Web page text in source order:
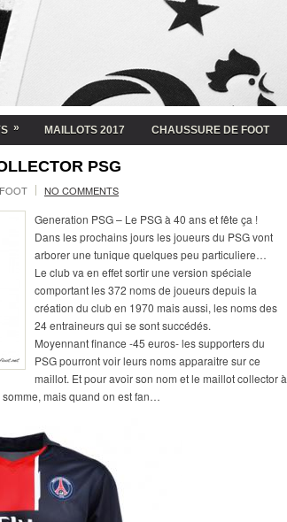
» MAILLOTS 2017 CHAUSSURE DE FOOT
PSG
NO COMMENTS
Generation PSG – Le PSG à 40 ans et fête ça !
Dans les prochains jours les joueurs du PSG vont
arborer une tunique quelques peu particuliere…
Le club va en effet sortir une version spéciale
comportant les 372 noms de joueurs depuis la
création du club en 1970 mais aussi, les noms des
24 entraineurs qui se sont succédés.
Moyennant finance -45 euros- les supporters du
PSG pourront voir leurs noms apparaitre sur ce
maillot. Et pour avoir son nom et le maillot collector à
mais quand on est fan…